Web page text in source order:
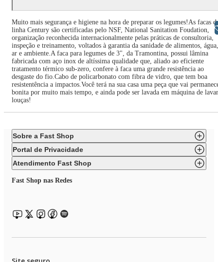
Muito mais segurança e higiene na hora de preparar os legumes!As facas
linha Century são certificadas pelo NSF, National Sanitation Foudation,
organização reconhecida internacionalmente pelas práticas de consultoria,
inspeção e treinamento, voltados à garantia da sanidade de alimentos, água,
ar e ambiente.A faca para legumes de 3", da Tramontina, possui lâmina
fabricada com aço inox de altíssima qualidade que, aliado ao eficiente
tratamento térmico sub-zero, confere à faca uma grande resistência ao
desgaste do fio.Cabo de policarbonato com fibra de vidro, que tem boa
resistentência a impactos.Você terá na sua casa uma peça que vai
bonita por muito mais tempo, e ainda pode ser lavada em máquina de lavar
louças!
Sobre a Fast Shop
Portal de Privacidade
Atendimento Fast Shop
Fast Shop nas Redes
Libras